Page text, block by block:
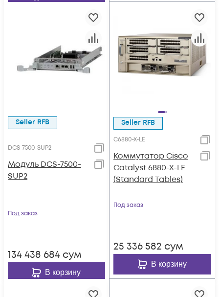
Seller RFB
DCS-7500-SUP2
Модуль DCS-7500-
SUP2
Под заказ
134 438 684 сум
В корзину
Seller RFB
C6880-X-LE
Коммутатор Cisco
Catalyst 6880-X-LE
(Standard Tables)
Под заказ
25 336 582 сум
В корзину